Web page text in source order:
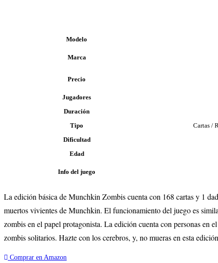
Modelo
Marca
Precio
Jugadores
Duración
Tipo
Cartas /
Dificultad
Edad
Info del juego
La edición básica de Munchkin Zombis cuenta con 168 cartas y 1
muertos vivientes de Munchkin. El funcionamiento del juego es
zombis en el papel protagonista. La edición cuenta con personas en
zombis solitarios. Hazte con los cerebros, y, no mueras en esta
Comprar en Amazon